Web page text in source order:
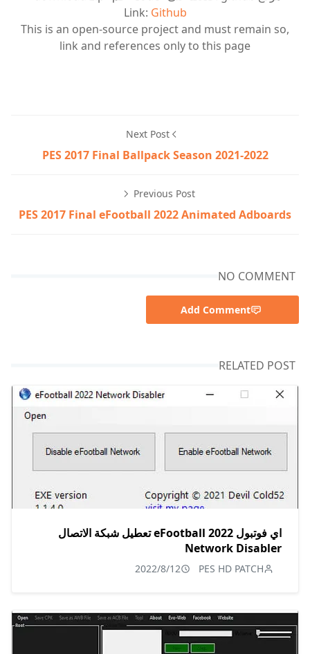
Link: Github
This is an open-source project and must remain so,
link and references only to this page
Next Post
PES 2017 Final Ballpack Season 2021-2022
Previous Post
PES 2017 Final eFootball 2022 Animated Adboards
NO COMMENT
Add Comment
RELATED POST
اي فوتبول eFootball 2022 تعطيل شبكة الاتصال
Network Disabler
PES HD PATCH
2022/8/12